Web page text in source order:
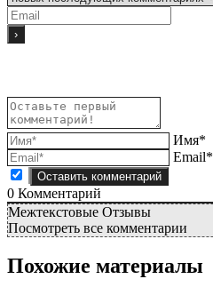
Имя*
Email*
0 Комментарий
Межтекстовые Отзывы
Посмотреть все комментарии
Похожие материалы